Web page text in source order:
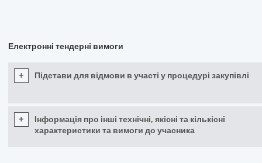
Електронні тендерні вимоги
+ Підстави для відмови в участі у процедурі закупівлі
+
Інформація про інші технічні, якісні та кількісні
характеристики та вимоги до учасника